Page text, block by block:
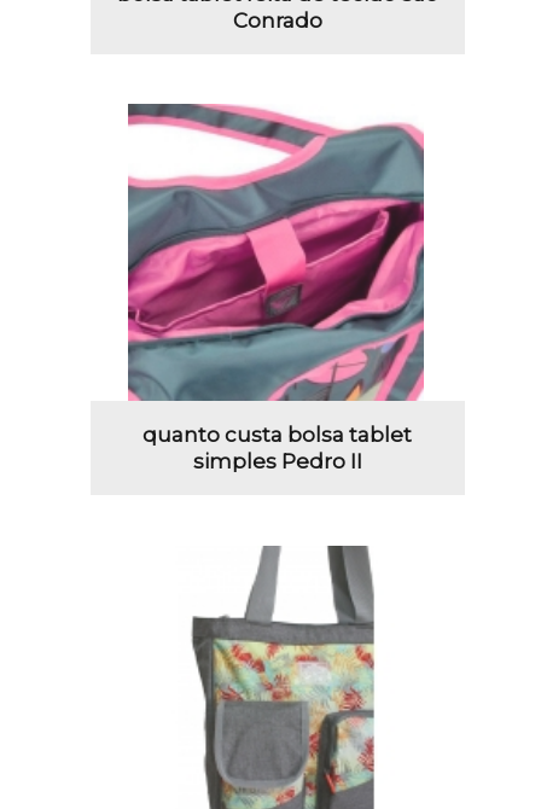
Conrado
quanto custa bolsa tablet
simples Pedro II